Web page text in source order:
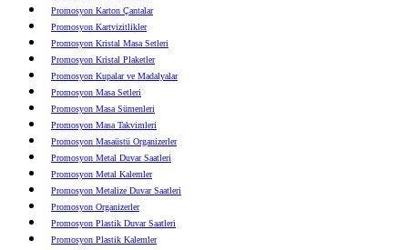
Promosyon Karton Çantalar
Promosyon Kartvizitlikler
Promosyon Kristal Masa Setleri
Promosyon Kristal Plaketler
Promosyon Kupalar ve Madalyalar
Promosyon Masa Setleri
Promosyon Masa Sümenleri
Promosyon Masa Takvimleri
Promosyon Masaüstü Organizerler
Promosyon Metal Duvar Saatleri
Promosyon Metal Kalemler
Promosyon Metalize Duvar Saatleri
Promosyon Organizerler
Promosyon Plastik Duvar Saatleri
Promosyon Plastik Kalemler